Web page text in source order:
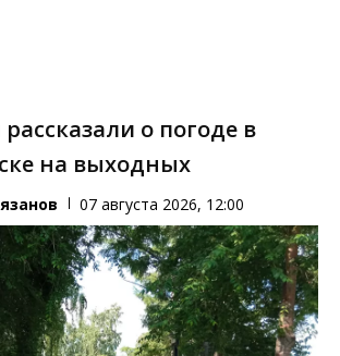
о погоде в
на выходных
07 августа 2026, 12:00